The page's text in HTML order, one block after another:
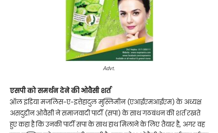
Advt.
एसपी को समर्थन देने की ओवैसी शर्त
ऑल इंडिया मजलिस-ए-इत्तेहादुल मुस्लिमीन (एआईएमआईएम) के अध्यक्ष
असदुद्दीन ओवैसी ने समाजवादी पार्टी (सपा) के साथ गठबंधन की शर्त रखते
हुए कहा है कि उनकी पार्टी सपा के साथ हाथ मिलाने के लिए तैयार है, अगर वह